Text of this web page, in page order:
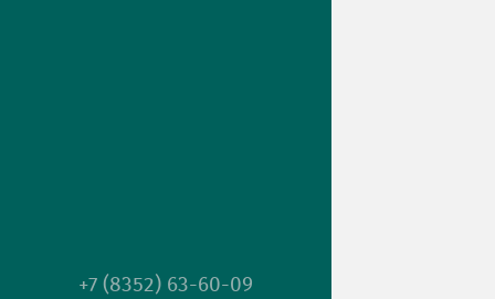
+7 (8352) 63-60-09